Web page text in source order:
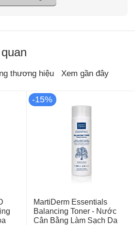
thương hiệu Xem gần đây
-15%
MartiDerm Essentials
Balancing Toner - Nước
Cân Bằng Làm Sạch Da